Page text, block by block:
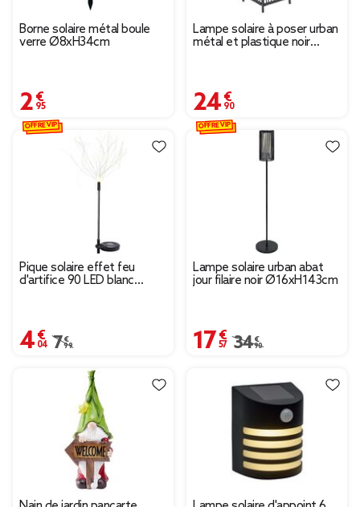
Borne solaire métal boule
verre Ø8xH34cm
2,95 €
Lampe solaire à poser urban
métal et plastique noir
24,90 €
Pique solaire effet feu
d'artifice 90 LED blanc
4,04 €
Prix remisé de 7,99 € à 4,04 €
7,99 €
OFFRE VIP
Lampe solaire urban abat
jour filaire noir Ø16xH143cm
17,57 €
Prix remisé de 34,90
34,90 €
OFFRE VIP